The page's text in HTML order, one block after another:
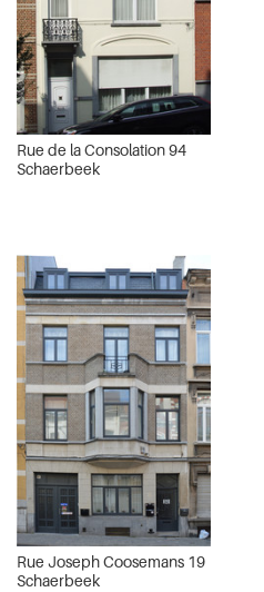
Rue de la Consolation 94
Schaerbeek
Rue Joseph Coosemans 19
Schaerbeek